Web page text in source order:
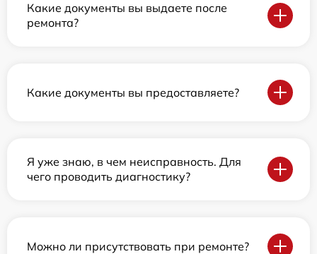
Какие документы вы выдаете после
ремонта?
Какие документы вы предоставляете?
Я уже знаю, в чем неисправность. Для
чего проводить диагностику?
Можно ли присутствовать при ремонте?